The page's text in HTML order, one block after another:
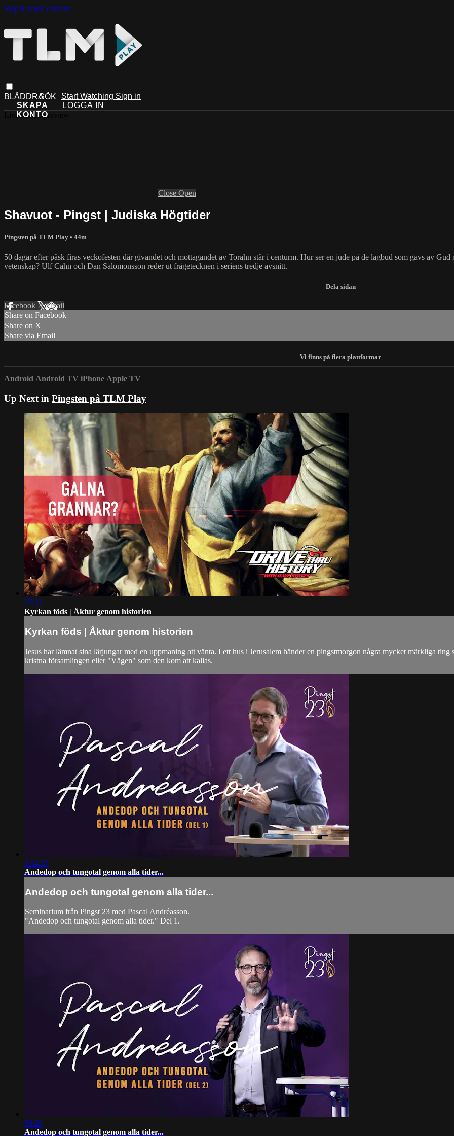
Skip to main content
Start Watching Sign in
Live stream preview
Close Open
Shavuot - Pingst | Judiska Högtider
Pingsten på TLM Play • 44m
50 dagar efter påsk firas veckofesten där givandet och mottagandet av Torahn står i centurm. Hur ser en jude på de lagbud som gavs av
vetenskap? Ulf Cahn och Dan Salomonsson reder ut frågetecknen i seriens tredje avsnitt.
Facebook XEmail
Share on Facebook
Share on X
Share via Email
Android Android TV iPhone Apple TV
Up Next in Pingsten på TLM Play
27:31
Kyrkan föds | Åktur genom historien
Kyrkan föds | Åktur genom historien
Jesus har lämnat sina lärjungar med en uppmaning att vänta. I ett hus i Jerusalem händer en pingstmorgon några mycket märkliga
kristna församlingen eller "Vägen" som den kom att kallas.
1:34:27
Andedop och tungotal genom alla tider...
Andedop och tungotal genom alla tider...
Seminarium från Pingst 23 med Pascal Andréasson.
"Andedop och tungotal genom alla tider." Del 1.
59:28
Andedop och tungotal genom alla tider...